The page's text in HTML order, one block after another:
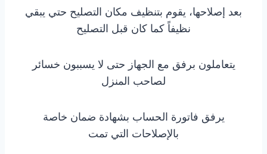
بعد إصلاحها، يقوم بتنظيف مكان التصليح حتي يبقي
نظيفاً كما كان قبل التصليح
يتعاملون برفق مع الجهاز حتى لا يسببون خسائر
لصاحب المنزل
يرفق فاتورة الحساب بشهادة ضمان خاصة
بالإصلاحات التي تمت